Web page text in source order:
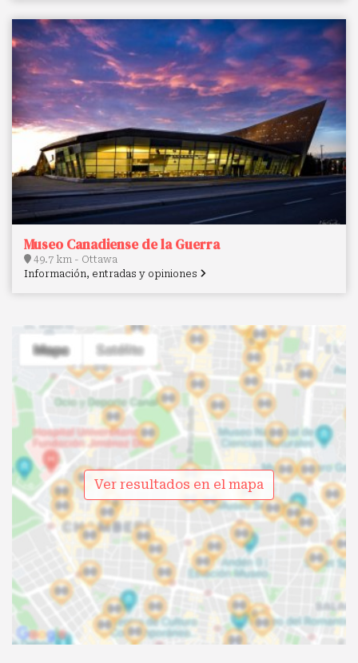
Museo Canadiense de la Guerra
49.7 km - Ottawa
Información, entradas y opiniones
Ver resultados en el mapa